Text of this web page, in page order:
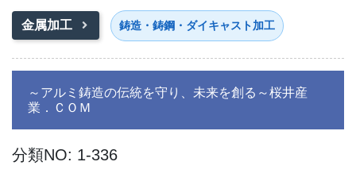
金属加工 鋳造・鋳鋼・ダイキャスト加工
～アルミ鋳造の伝統を守り、未来を創る～桜井産
業．ＣＯＭ
分類NO: 1-336